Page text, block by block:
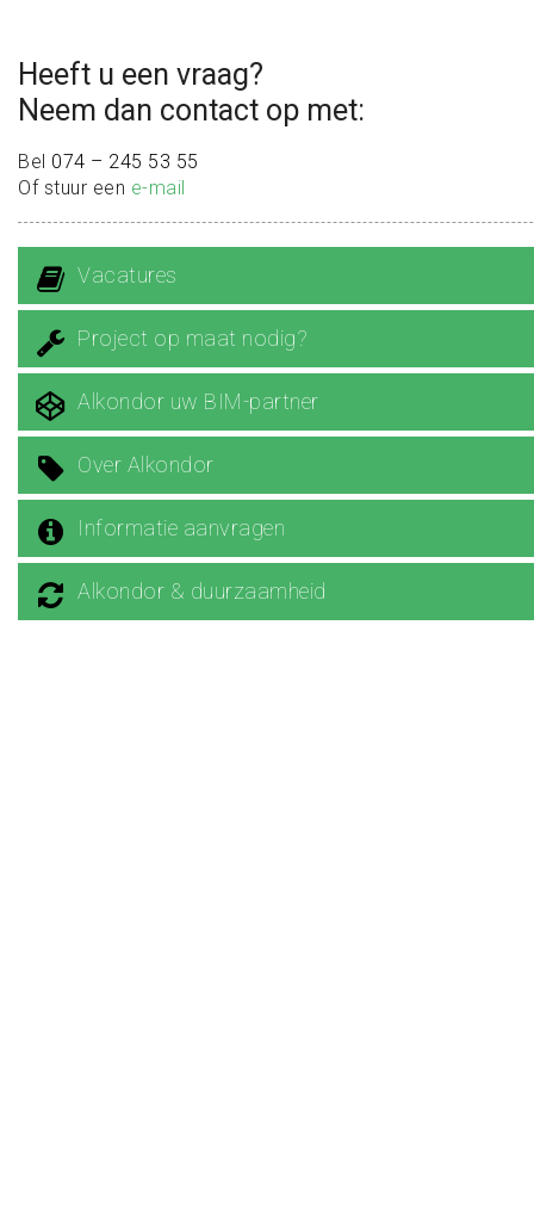
Heeft u een vraag?
Neem dan contact op met:
Bel 074 – 245 53 55
Of stuur een e-mail
Vacatures
Project op maat nodig?
Alkondor uw BIM-partner
Over Alkondor
Informatie aanvragen
Alkondor & duurzaamheid